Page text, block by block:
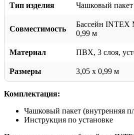
Тип изделия Чашковый пакет
Совместимость
Бассейн INTEX
0,99 м
Материал ПВХ, 3 слоя,
Размеры 3,05 x 0,99 м
Комплектация:
Чашковый пакет (внутренняя
Инструкция по установке